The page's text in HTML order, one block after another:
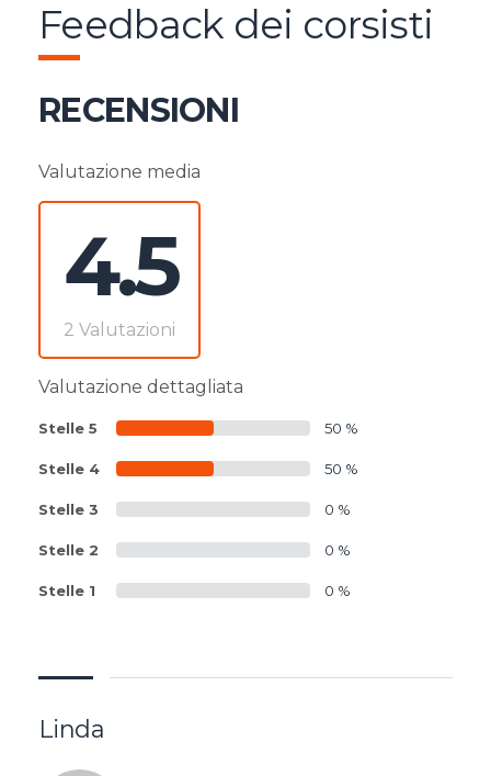
Feedback dei corsisti
RECENSIONI
Valutazione media
4.5
2 Valutazioni
Valutazione dettagliata
Stelle 5 50 %
Stelle 4 50 %
Stelle 3 0 %
Stelle 2 0 %
Stelle 1 0 %
Linda